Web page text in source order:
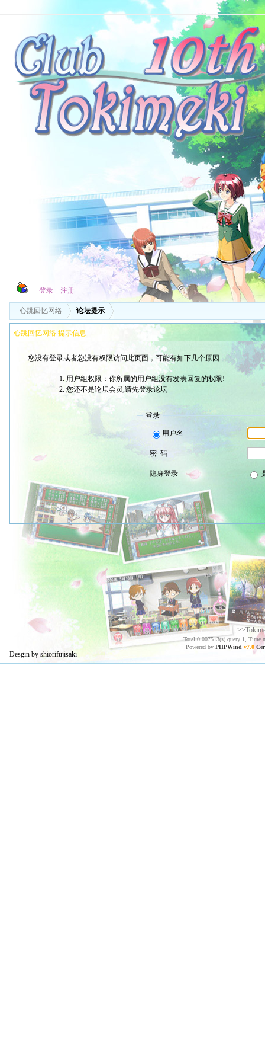
登录 注册
心跳回忆网络 论坛提示
心跳回忆网络 提示信息
您没有登录或者您没有权限访问此页面，可能有如下几个原因:
用户组权限：你所属的用户组没有发表回复的权限!
您还不是论坛会员,请先登录论坛
登录
用户名
密 码
隐身登录
Total 0.007513(s) query 1, Time
Powered by PHPWind v7.0
Desgin by shiorifujisaki